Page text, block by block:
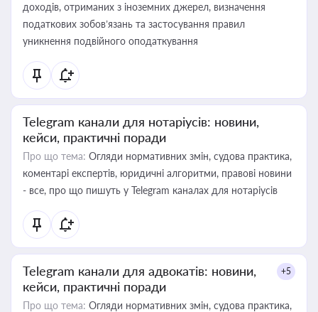
доходів, отриманих з іноземних джерел, визначення
податкових зобов’язань та застосування правил
уникнення подвійного оподаткування
Telegram канали для нотаріусів: новини,
кейси, практичні поради
Про що тема: Огляди нормативних змін, судова практика,
коментарі експертів, юридичні алгоритми, правові новини
- все, про що пишуть у Telegram каналах для нотаріусів
Telegram канали для адвокатів: новини,
кейси, практичні поради
+5
Про що тема: Огляди нормативних змін, судова практика,